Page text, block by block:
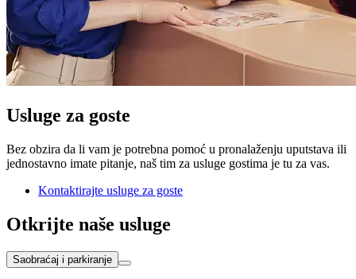
Usluge za goste
Bez obzira da li vam je potrebna pomoć u pronalaženju uputstava ili
jednostavno imate pitanje, naš tim za usluge gostima je tu za vas.
Kontaktirajte usluge za goste
Otkrijte naše usluge
Saobraćaj i parkiranje